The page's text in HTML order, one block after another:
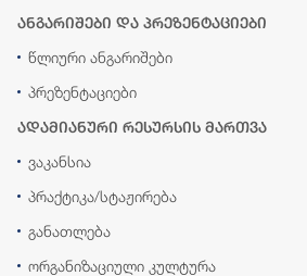
ანგარიშები და პრეზენტაციები
წლიური ანგარიშები
პრეზენტაციები
ადამიანური რესურსის მართვა
ვაკანსია
პრაქტიკა/სტაჟირება
განათლება
ორგანიზაციული კულტურა